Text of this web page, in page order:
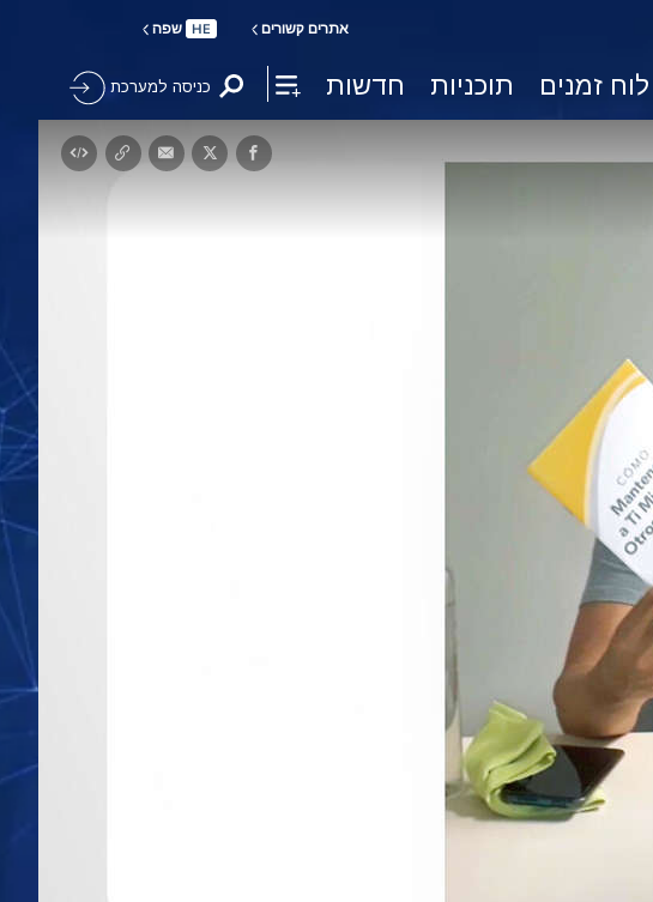
אתרים קשורים HE שפה
לוח זמנים תוכניות חדשות כניסה למערכת